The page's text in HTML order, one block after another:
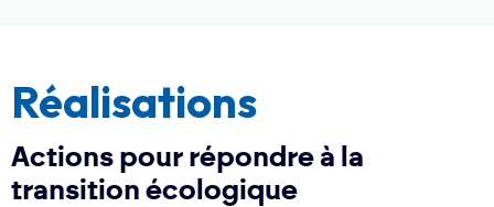
Réalisations
Actions pour répondre à la
transition écologique